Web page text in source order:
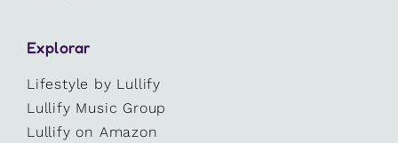
Explorar
Lifestyle by Lullify
Lullify Music Group
Lullify on Amazon